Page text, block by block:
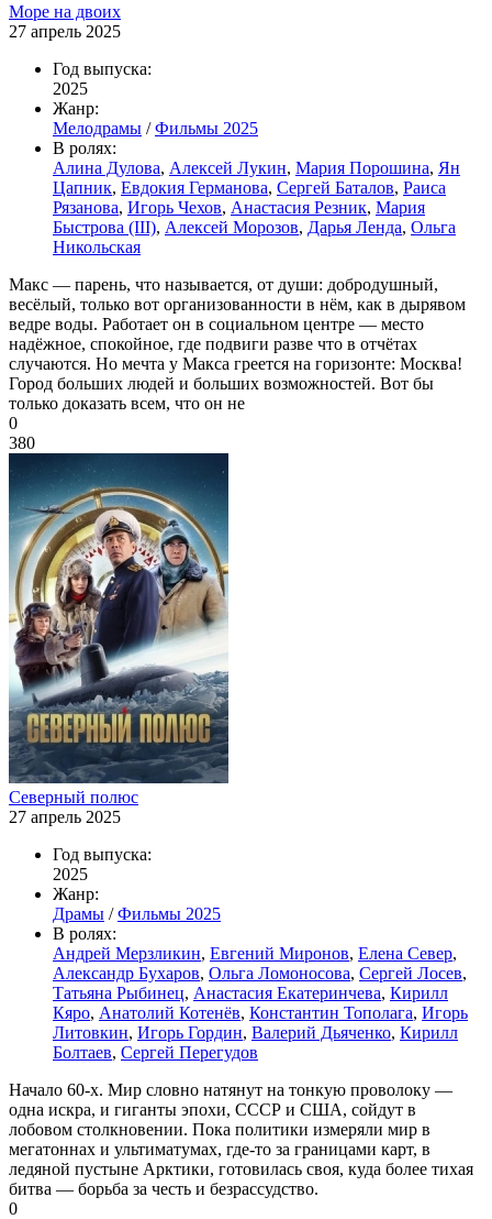
Море на двоих
27 апрель 2025
Год выпуска:
2025
Жанр:
Мелодрамы /Фильмы 2025
В ролях:
Алина Дулова, Алексей Лукин, Мария Порошина, Ян
Цапник, Евдокия Германова, Сергей Баталов, Раиса
Рязанова, Игорь Чехов, Анастасия Резник, Мария
Быстрова (III), Алексей Морозов, Дарья Ленда, Ольга
Никольская
Макс — парень, что называется, от души: добродушный,
весёлый, только вот организованности в нём, как в дырявом
ведре воды. Работает он в социальном центре — место
надёжное, спокойное, где подвиги разве что в отчётах
случаются. Но мечта у Макса греется на горизонте: Москва!
Город больших людей и больших возможностей. Вот бы
только доказать всем, что он не
0
380
Северный полюс
27 апрель 2025
Год выпуска:
2025
Жанр:
Драмы /Фильмы 2025
В ролях:
Андрей Мерзликин, Евгений Миронов, Елена Север,
Александр Бухаров, Ольга Ломоносова, Сергей Лосев,
Татьяна Рыбинец, Анастасия Екатеринчева, Кирилл
Кяро, Анатолий Котенёв, Константин Тополага, Игорь
Литовкин, Игорь Гордин, Валерий Дьяченко, Кирилл
Болтаев, Сергей Перегудов
Начало 60-х. Мир словно натянут на тонкую проволоку —
одна искра, и гиганты эпохи, СССР и США, сойдут в
лобовом столкновении. Пока политики измеряли мир в
мегатоннах и ультиматумах, где-то за границами карт, в
ледяной пустыне Арктики, готовилась своя, куда более тихая
битва — борьба за честь и безрассудство.
0